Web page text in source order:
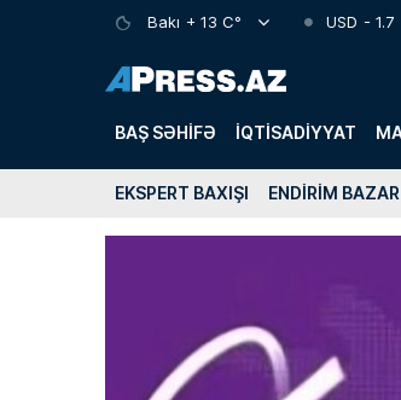
Bakı + 13 C° USD - 1.7
BAŞ SƏHIFƏ İQTISADIYYAT
EKSPERT BAXIŞI ENDIRIM